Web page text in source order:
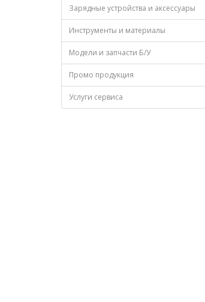
Зарядные устройства и аксессуары
Инструменты и материалы
Модели и запчасти Б/У
Промо продукция
Услуги сервиса